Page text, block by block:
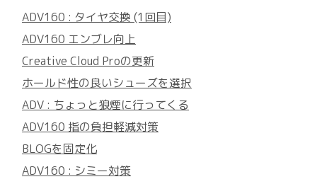
ADV160 : タイヤ交換 (1回目)
ADV160 エンブレ向上
Creative Cloud Proの更新
ホールド性の良いシューズを選択
ADV : ちょっと狼煙に行ってくる
ADV160 指の負担軽減対策
BLOGを固定化
ADV160 : シミー対策